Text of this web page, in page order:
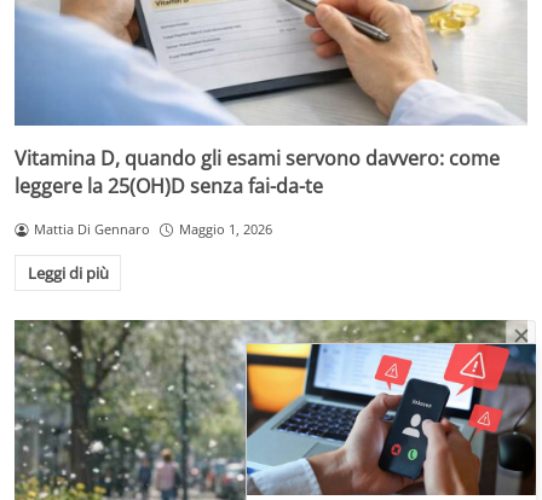
Vitamina D, quando gli esami servono davvero: come
leggere la 25(OH)D senza fai-da-te
Mattia Di Gennaro Maggio 1, 2026
Leggi di più